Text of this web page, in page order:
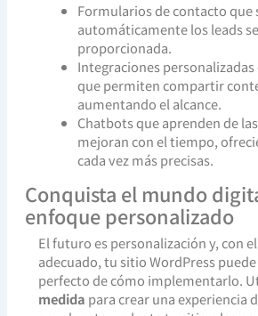
Formularios de contacto que
automáticamente los leads
proporcionada.
Integraciones personalizadas
que permiten compartir
aumentando el alcance.
Chatbots que aprenden de
mejoran con el tiempo,
cada vez más precisas.
Conquista el mundo
enfoque personalizado
El futuro es personalización y, con
adecuado, tu sitio WordPress
perfecto de cómo implementarlo.
medida para crear una experiencia